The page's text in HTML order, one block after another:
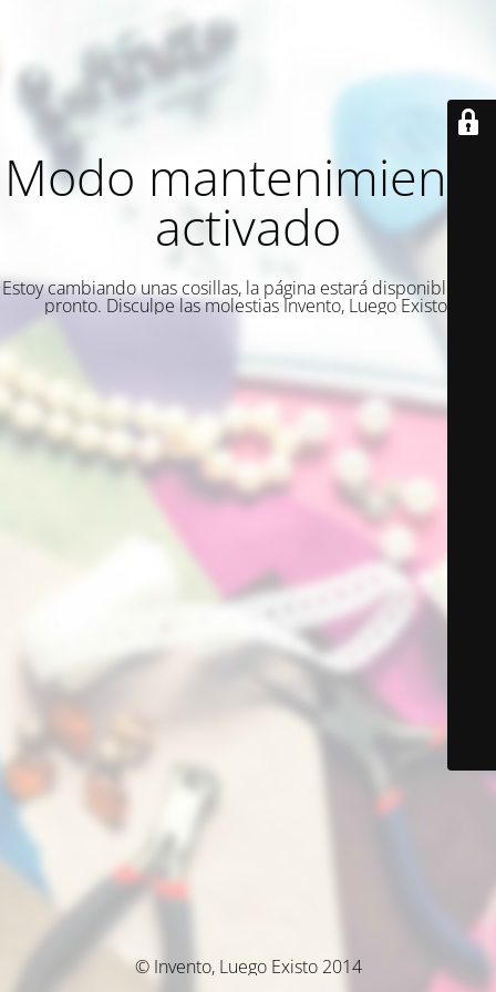
Modo mantenimiento
activado
Estoy cambiando unas cosillas, la página estará disponible muy
pronto. Disculpe las molestias Invento, Luego Existo.
© Invento, Luego Existo 2014